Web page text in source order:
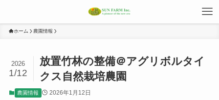
ホーム 農園情報
放置竹林の整備＠アグリボルタイ
クス自然栽培農園
2026
1/12
農園情報 2026年1月12日